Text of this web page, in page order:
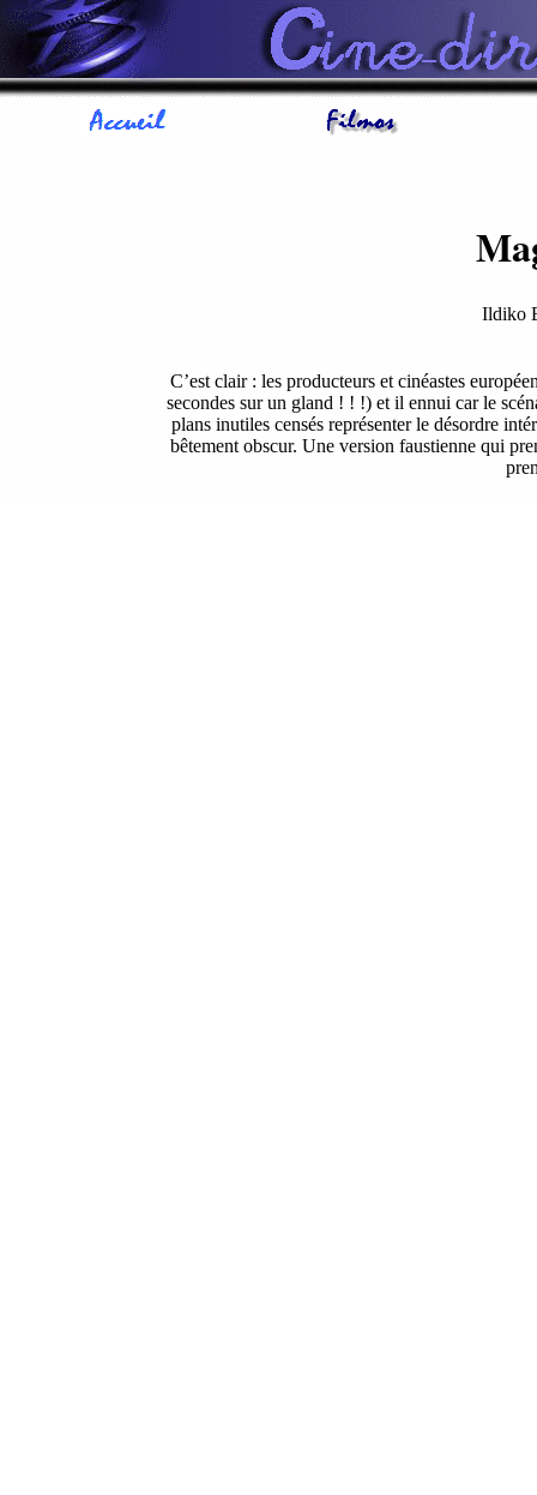
Ildiko
C’est clair : les producteurs et cinéastes
secondes sur un gland ! ! !) et il ennui car le
plans inutiles censés représenter le désordre
bêtement obscur. Une version faustienne qui